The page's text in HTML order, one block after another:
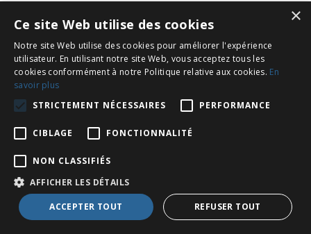
Inscrivez-vous à notre Newsletter !
×
Ce site Web utilise des cookies
Notre site Web utilise des cookies pour améliorer l'expérience
utilisateur. En utilisant notre site Web, vous acceptez tous les
cookies conformément à notre Politique relative aux cookies. En
savoir plus
STRICTEMENT NÉCESSAIRES
PERFORMANCE
CIBLAGE FONCTIONNALITÉ
NON CLASSIFIÉS
AFFICHER LES DÉTAILS
ACCEPTER TOUT REFUSER TOUT